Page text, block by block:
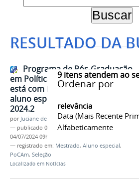
RESULTADO DA
9itens atendem ao
Ordenar por
relevância
Data (mais Recente
Alfabeticamente
Programa de Pós-Graduação
em Política, Cultura e Ambiente
está com inscrições abertas para
aluno especial do Período Letivo
2024.2
por Juciane de Jesus Aleixo
— publicado 04/07/2024—última modificação
04/07/2024 09h50
— registrado em: Mestrado, Aluno especial,
PoCAm, Seleção
Localizado em Notícias